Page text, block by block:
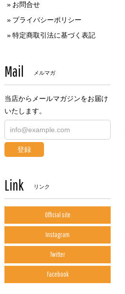
お問合せ
プライバシーポリシー
特定商取引法に基づく表記
Mail メルマガ
当店からメールマガジンをお届け
いたします。
登録
Link リンク
Official site
Instagram
Twitter
Facebook